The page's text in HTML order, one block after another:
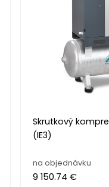
Skrutkový
(IE3)
na objednávku
9 150.74 €